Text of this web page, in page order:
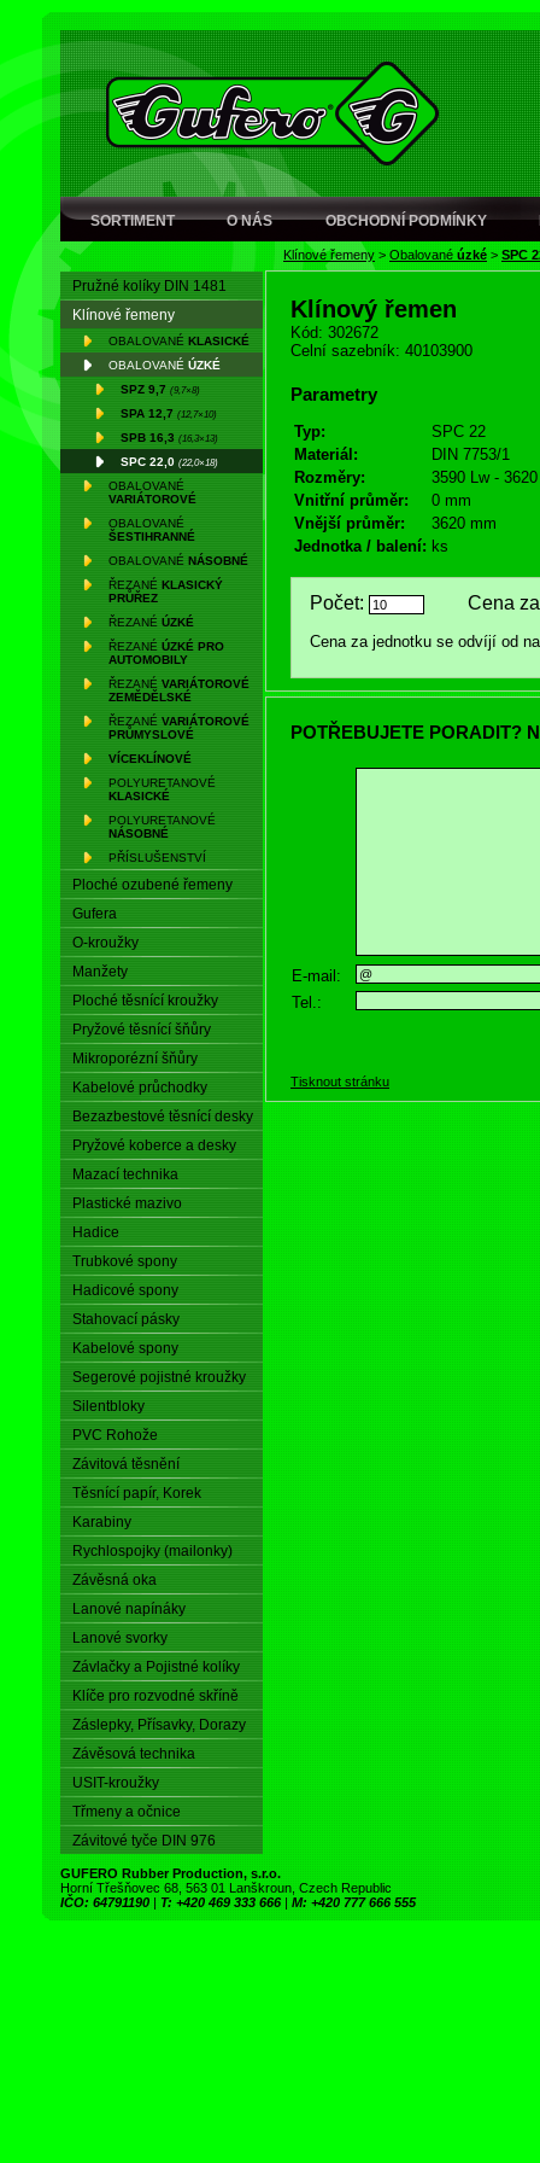
SORTIMENT O NÁS OBCHODNÍ PODMÍNKY
Klínové řemeny > Obalované úzké > SPC
Pružné kolíky DIN 1481
Klínové řemeny
OBALOVANÉ KLASICKÉ
OBALOVANÉ ÚZKÉ
SPZ 9,7 (9,7×8)
SPA 12,7 (12,7×10)
SPB 16,3 (16,3×13)
SPC 22,0 (22,0×18)
OBALOVANÉ
VARIÁTOROVÉ
OBALOVANÉ
ŠESTIHRANNÉ
OBALOVANÉ NÁSOBNÉ
ŘEZANÉ KLASICKÝ
PRŮŘEZ
ŘEZANÉ ÚZKÉ
ŘEZANÉ ÚZKÉ PRO
AUTOMOBILY
ŘEZANÉ VARIÁTOROVÉ
ZEMĚDĚLSKÉ
ŘEZANÉ VARIÁTOROVÉ
PRŮMYSLOVÉ
VÍCEKLÍNOVÉ
POLYURETANOVÉ
KLASICKÉ
POLYURETANOVÉ
NÁSOBNÉ
PŘÍSLUŠENSTVÍ
Ploché ozubené řemeny
Gufera
O-kroužky
Manžety
Ploché těsnící kroužky
Pryžové těsnící šňůry
Mikroporézní šňůry
Kabelové průchodky
Bezazbestové těsnící desky
Pryžové koberce a desky
Mazací technika
Plastické mazivo
Hadice
Trubkové spony
Hadicové spony
Stahovací pásky
Kabelové spony
Segerové pojistné kroužky
Silentbloky
PVC Rohože
Závitová těsnění
Těsnící papír, Korek
Karabiny
Rychlospojky (mailonky)
Závěsná oka
Lanové napínáky
Lanové svorky
Závlačky a Pojistné kolíky
Klíče pro rozvodné skříně
Záslepky, Přísavky, Dorazy
Závěsová technika
USIT-kroužky
Třmeny a očnice
Závitové tyče DIN 976
Klínový řemen
Kód: 302672
Celní sazebník: 40103900
Parametry
Typ:
SPC 22
Materiál:
DIN 7753/1
Rozměry:
3590 Lw -
Vnitřní průměr:
0 mm
Vnější průměr:
3620 mm
Jednotka / balení: ks
Počet: Cena za
Cena za jednotku se odvíjí od
POTŘEBUJETE PORADIT?
E-mail:
Tel.:
Tisknout stránku
GUFERO Rubber Production, s.r.o.
Horní Třešňovec 68, 563 01 Lanškroun, Czech Republic
IČO: 64791190 | T: +420 469 333 666 | M: +420 777 666 555